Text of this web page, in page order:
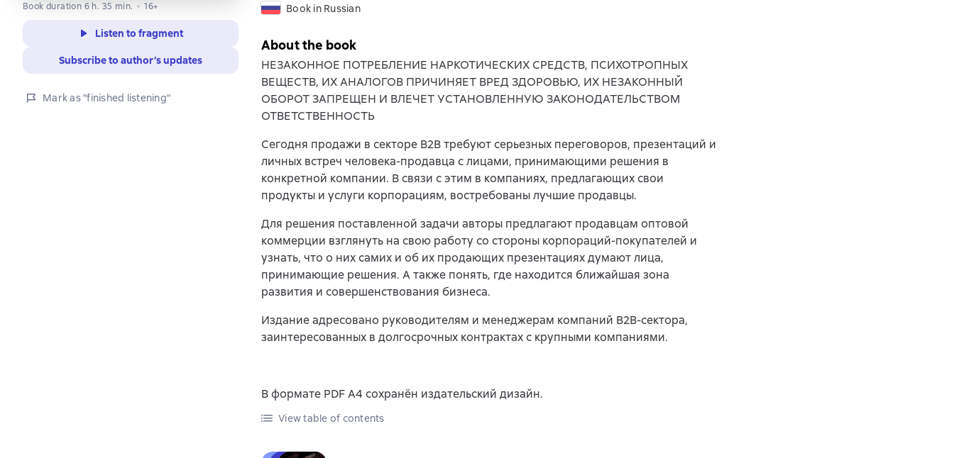
Book duration 6 h. 35 min. 16+
Listen to fragment
Subscribe to author’s updates
Mark as "finished listening"
Book in Russian
About the book
НЕЗАКОННОЕ ПОТРЕБЛЕНИЕ НАРКОТИЧЕСКИХ СРЕДСТВ, ПСИХОТРОПНЫХ
ВЕЩЕСТВ, ИХ АНАЛОГОВ ПРИЧИНЯЕТ ВРЕД ЗДОРОВЬЮ, ИХ НЕЗАКОННЫЙ
ОБОРОТ ЗАПРЕЩЕН И ВЛЕЧЕТ УСТАНОВЛЕННУЮ ЗАКОНОДАТЕЛЬСТВОМ
ОТВЕТСТВЕННОСТЬ
Сегодня продажи в секторе В2В требуют серьезных переговоров, презентаций и
личных встреч человека-продавца с лицами, принимающими решения в
конкретной компании. В связи с этим в компаниях, предлагающих свои
продукты и услуги корпорациям, востребованы лучшие продавцы.
Для решения поставленной задачи авторы предлагают продавцам оптовой
коммерции взглянуть на свою работу со стороны корпораций-покупателей и
узнать, что о них самих и об их продающих презентациях думают лица,
принимающие решения. А также понять, где находится ближайшая зона
развития и совершенствования бизнеса.
Издание адресовано руководителям и менеджерам компаний B2B-сектора,
заинтересованных в долгосрочных контрактах с крупными компаниями.
В формате PDF A4 сохранён издательский дизайн.
View table of contents